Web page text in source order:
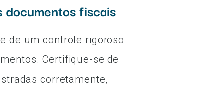
fiscais
de um controle rigoroso
Certifique-se de
corretamente,